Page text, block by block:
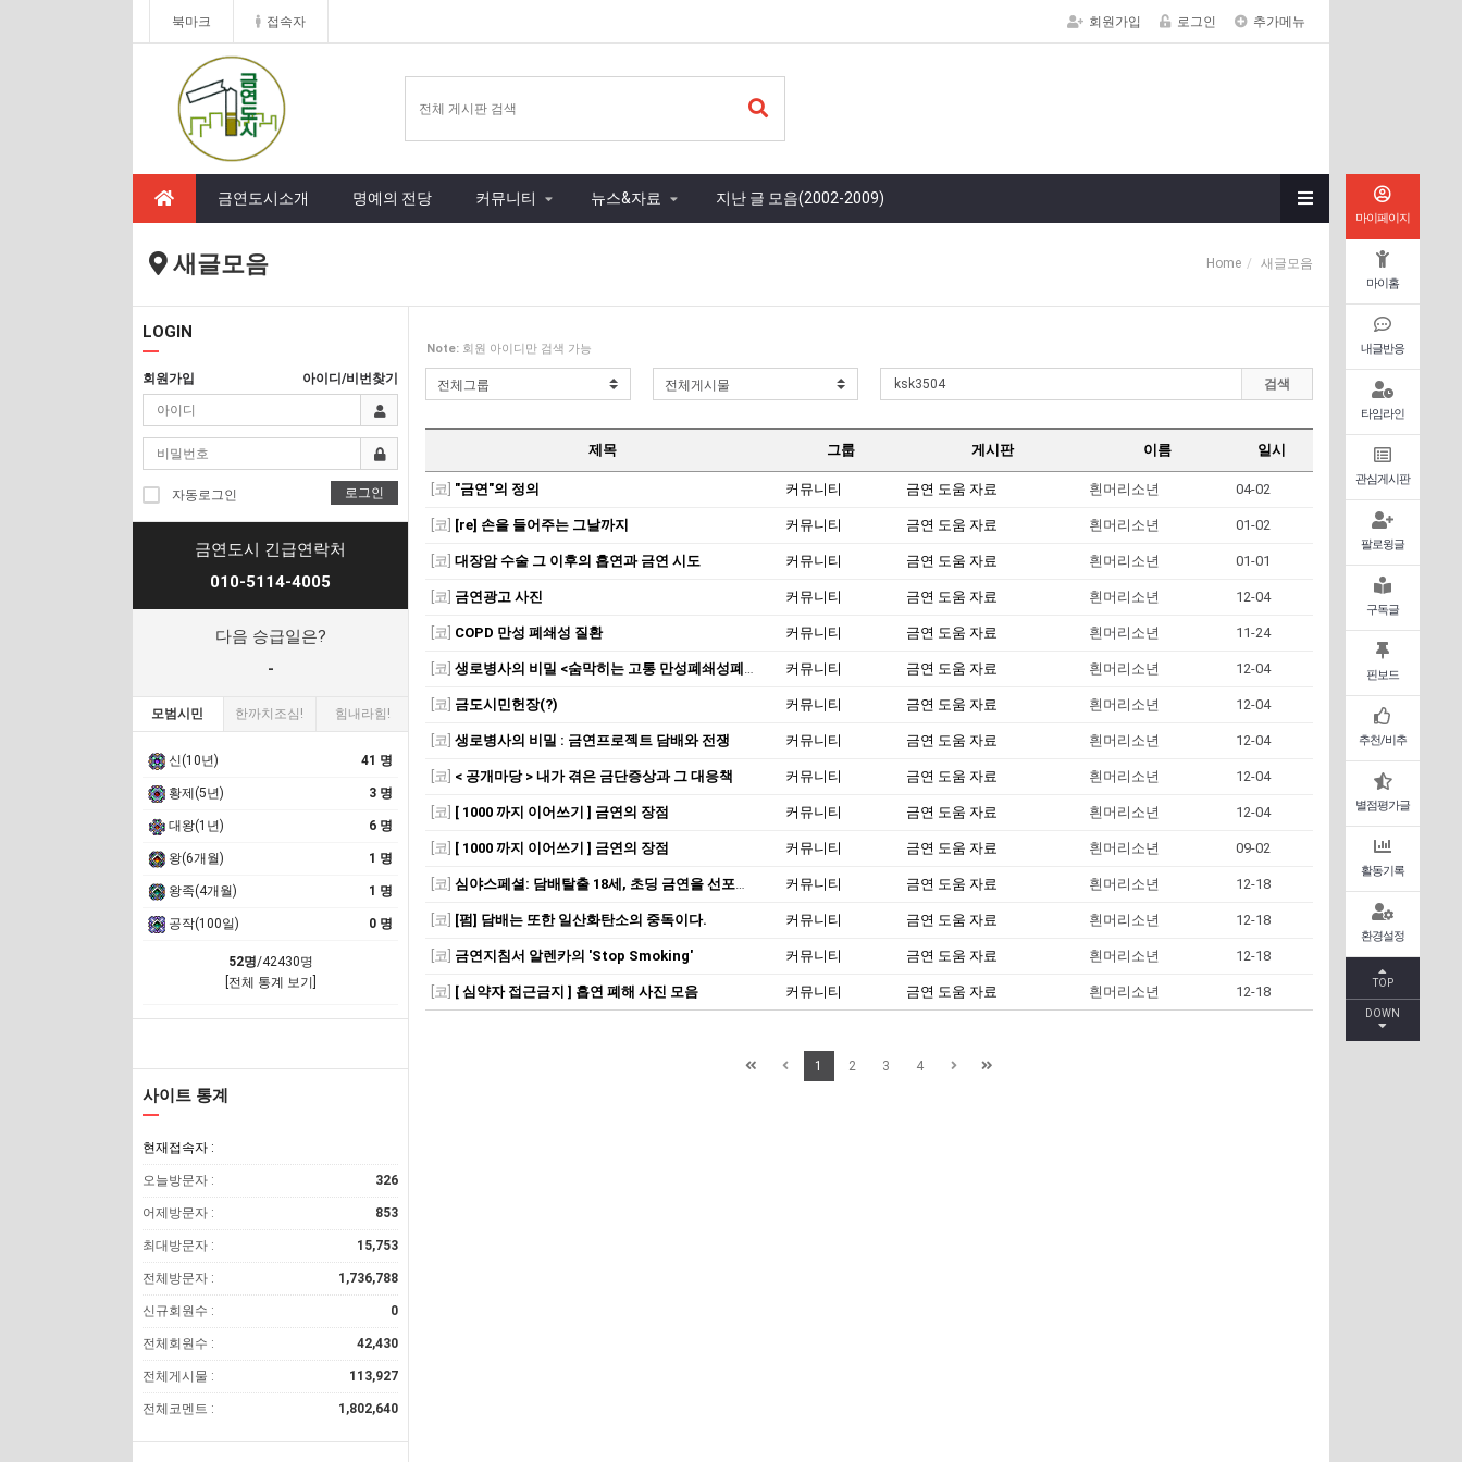
북마크 접속자 회원가입 로그인 추가메뉴
금연도시소개 명예의 전당 커뮤니티 뉴스&자료 지난 글 모음(2002-2009)
새글모음 Home 새글모음
마이페이지
마이홈
내글반응
타임라인
관심게시판
팔로윙글
구독글
핀보드
추천/비추
별점평가글
활동기록
환경설정
TOP
DOWN
LOGIN
회원가입 아이디/비번찾기
자동로그인 로그인
금연도시 긴급연락처
010-5114-4005
다음 승급일은?
-
모범시민 한까치조심! 힘내라힘!
신(10년) 41 명
황제(5년) 3 명
대왕(1년) 6 명
왕(6개월) 1 명
왕족(4개월) 1 명
공작(100일) 0 명
52명/42430명
[전체 통계 보기]
사이트 통계
현재접속자 :
오늘방문자 : 326
어제방문자 : 853
최대방문자 : 15,753
전체방문자 : 1,736,788
신규회원수 : 0
전체회원수 : 42,430
전체게시물 : 113,927
전체코멘트 : 1,802,640
Note: 회원 아이디만 검색 가능
검색
제목 그룹 게시판 이름 일시
[코] "금연"의 정의 커뮤니티 금연 도움 자료 흰머리소년 04-02
[코] [re] 손을 들어주는 그날까지 커뮤니티 금연 도움 자료 흰머리소년 01-02
[코] 대장암 수술 그 이후의 흡연과 금연 시도 커뮤니티 금연 도움 자료 흰머리소년 01-01
[코] 금연광고 사진 커뮤니티 금연 도움 자료 흰머리소년 12-04
[코] COPD 만성 폐쇄성 질환 커뮤니티 금연 도움 자료 흰머리소년 11-24
[코] 생로병사의 비밀 <숨막히는 고통 만성폐쇄성폐질환> 커뮤니티 금연 도움 자료 흰머리소년 12-04
[코] 금도시민헌장(?) 커뮤니티 금연 도움 자료 흰머리소년 12-04
[코] 생로병사의 비밀 : 금연프로젝트 담배와 전쟁 커뮤니티 금연 도움 자료 흰머리소년 12-04
[코] < 공개마당 > 내가 겪은 금단증상과 그 대응책 커뮤니티 금연 도움 자료 흰머리소년 12-04
[코] [ 1000 까지 이어쓰기 ] 금연의 장점 커뮤니티 금연 도움 자료 흰머리소년 12-04
[코] [ 1000 까지 이어쓰기 ] 금연의 장점 커뮤니티 금연 도움 자료 흰머리소년 09-02
[코] 심야스페셜: 담배탈출 18세, 초딩 금연을 선포하다 커뮤니티 금연 도움 자료 흰머리소년 12-18
[코] [펌] 담배는 또한 일산화탄소의 중독이다. 커뮤니티 금연 도움 자료 흰머리소년 12-18
[코] 금연지침서 알렌카의 'Stop Smoking' 커뮤니티 금연 도움 자료 흰머리소년 12-18
[코] [ 심약자 접근금지 ] 흡연 폐해 사진 모음 커뮤니티 금연 도움 자료 흰머리소년 12-18
1 2 3 4